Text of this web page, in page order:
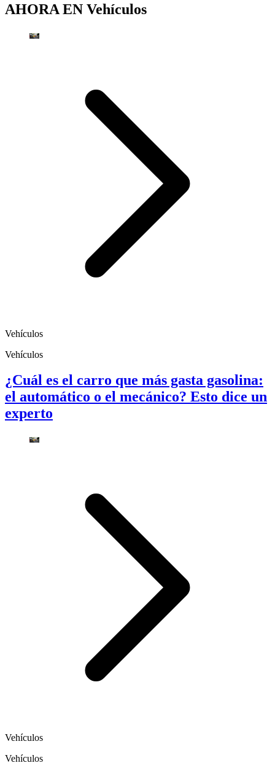
AHORA EN Vehículos
Vehículos
Vehículos
¿Cuál es el carro que más gasta gasolina:
el automático o el mecánico? Esto dice un
experto
Vehículos
Vehículos